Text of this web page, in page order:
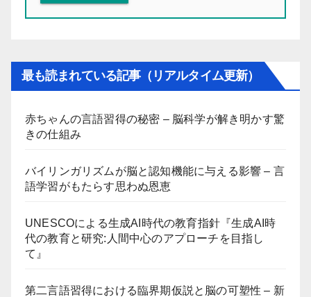
最も読まれている記事（リアルタイム更新）
赤ちゃんの言語習得の秘密 – 脳科学が解き明かす驚
きの仕組み
バイリンガリズムが脳と認知機能に与える影響 – 言
語学習がもたらす思わぬ恩恵
UNESCOによる生成AI時代の教育指針『生成AI時
代の教育と研究:人間中心のアプローチを目指し
て』
第二言語習得における臨界期仮説と脳の可塑性 – 新